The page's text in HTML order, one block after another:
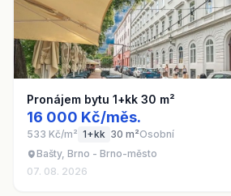
Pronájem bytu 1+kk 30 m²
16 000 Kč/měs.
533 Kč/m² 1+kk 30 m²Osobní
Bašty, Brno - Brno-město
07. 08. 2026